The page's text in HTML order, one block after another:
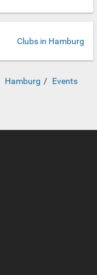
Clubs in Hamburg
Hamburg
Events